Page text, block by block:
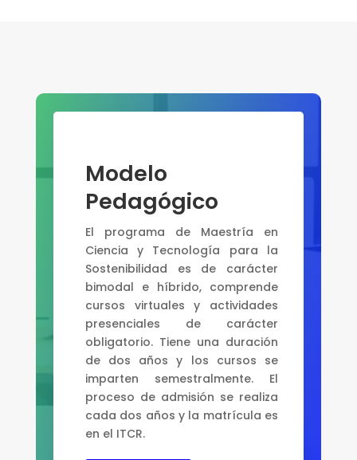
Modelo
Pedagógico
El programa de Maestría en
Ciencia y Tecnología para la
Sostenibilidad es de carácter
bimodal e híbrido, comprende
cursos virtuales y actividades
presenciales de carácter
obligatorio. Tiene una duración
de dos años y los cursos se
imparten semestralmente. El
proceso de admisión se realiza
cada dos años y la matrícula es
en el ITCR.